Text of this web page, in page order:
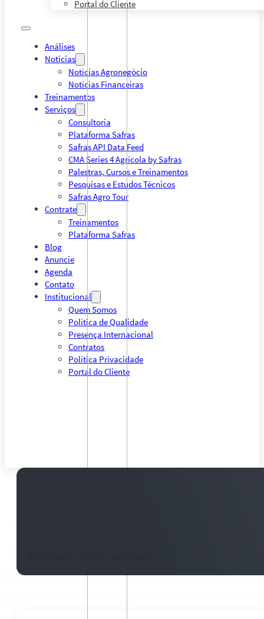
Portal do Cliente
Análises
Notícias
Notícias Agronegócio
Notícias Financeiras
Treinamentos
Serviços
Consultoria
Plataforma Safras
Safras API Data Feed
CMA Series 4 Agrícola by Safras
Palestras, Cursos e Treinamentos
Pesquisas e Estudos Técnicos
Safras Agro Tour
Contrate
Treinamentos
Plataforma Safras
Blog
Anuncie
Agenda
Contato
Institucional
Quem Somos
Política de Qualidade
Presença Internacional
Contratos
Política Privacidade
Portal do Cliente